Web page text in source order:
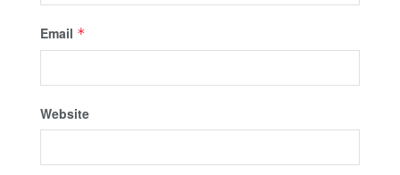
Email *
Website